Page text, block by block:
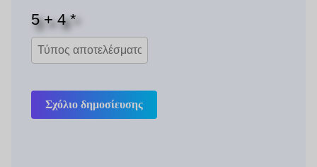
Σχόλιο δημοσίευσης